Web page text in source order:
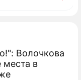
Волочкова
в